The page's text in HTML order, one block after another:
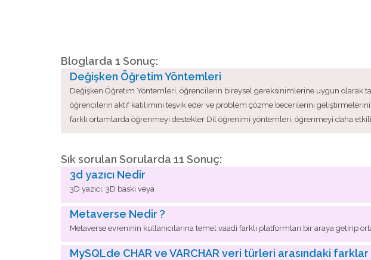
Bloglarda 1 Sonuç:
Değişken Öğretim Yöntemleri
Değişken Öğretim Yöntemleri, öğrencilerin bireysel gereksinimlerine uygun olarak
öğrencilerin aktif katılımını teşvik eder ve problem çözme becerilerini
farklı ortamlarda öğrenmeyi destekler Dil öğrenimi yöntemleri, öğrenmeyi daha etkili
Sık sorulan Sorularda 11 Sonuç:
3d yazıcı Nedir
3D yazıcı, 3D baskı veya
Metaverse Nedir ?
Metaverse evreninin kullanıcılarına temel vaadi farklı platformları bir araya getirip
MySQLde CHAR ve VARCHAR veri türleri arasındaki